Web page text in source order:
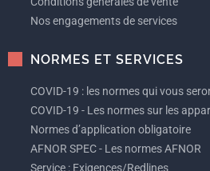
Nos engagements de services
NORMES ET SERVICES
COVID-19 : les normes qui vous
COVID-19 - Les normes sur les
Normes d’application obligatoire
AFNOR SPEC - Les normes AFNOR
Service : Exigences/Redlines